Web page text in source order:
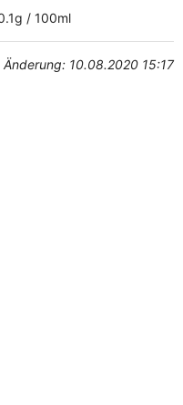
/ 100ml
10.08.2020 15:17